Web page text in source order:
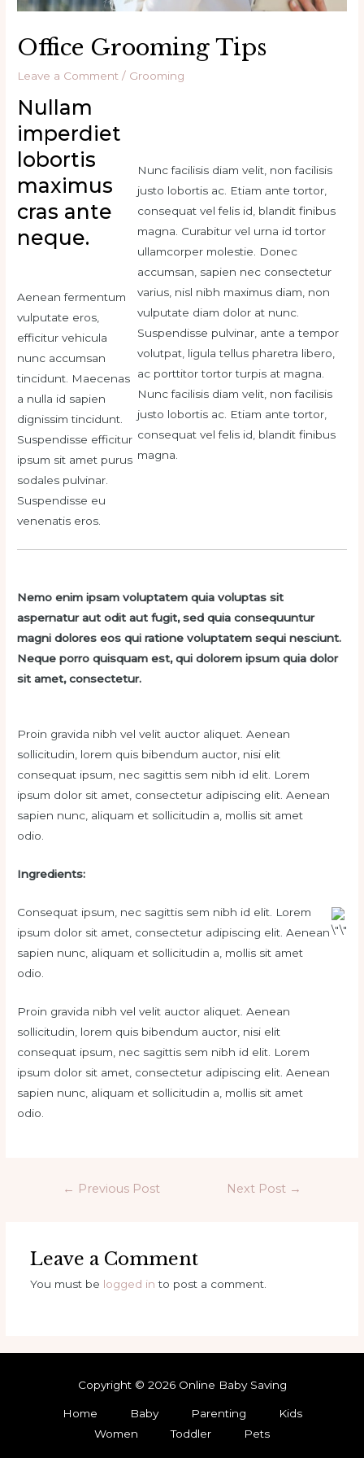
Office Grooming Tips
Leave a Comment / Grooming
Nullam
imperdiet
lobortis
maximus
cras ante
neque.
Aenean fermentum
vulputate eros,
efficitur vehicula
nunc accumsan
tincidunt. Maecenas
a nulla id sapien
dignissim tincidunt.
Suspendisse efficitur
ipsum sit amet purus
sodales pulvinar.
Suspendisse eu
venenatis eros.
Nunc facilisis diam velit, non facilisis
justo lobortis ac. Etiam ante tortor,
consequat vel felis id, blandit finibus
magna. Curabitur vel urna id tortor
ullamcorper molestie. Donec
accumsan, sapien nec consectetur
varius, nisl nibh maximus diam, non
vulputate diam dolor at nunc.
Suspendisse pulvinar, ante a tempor
volutpat, ligula tellus pharetra libero,
ac porttitor tortor turpis at magna.
Nunc facilisis diam velit, non facilisis
justo lobortis ac. Etiam ante tortor,
consequat vel felis id, blandit finibus
magna.
Nemo enim ipsam voluptatem quia voluptas sit
aspernatur aut odit aut fugit, sed quia consequuntur
magni dolores eos qui ratione voluptatem sequi nesciunt.
Neque porro quisquam est, qui dolorem ipsum quia dolor
sit amet, consectetur.
Proin gravida nibh velvelit auctor aliquet. Aenean
sollicitudin, lorem quis bibendum auctor, nisi elit
consequat ipsum, nec sagittis sem nibh id elit. Lorem
ipsum dolor sit amet, consectetur adipiscing elit. Aenean
sapien nunc, aliquam et sollicitudin a, mollis sit amet
odio.
Ingredients:
Consequat ipsum, nec sagittis sem nibh id elit. Lorem
ipsum dolor sit amet, consectetur adipiscing elit. Aenean
sapien nunc, aliquam et sollicitudin a, mollis sit amet
odio.
Proin gravida nibh vel velit auctor aliquet. Aenean
sollicitudin, lorem quis bibendum auctor, nisi elit
consequat ipsum, nec sagittis sem nibh id elit. Lorem
ipsum dolor sit amet, consectetur adipiscing elit. Aenean
sapien nunc, aliquam et sollicitudin a, mollis sit amet
odio.
← Previous Post Next Post →
Leave a Comment
You must be logged in to post a comment.
Copyright © 2026 Online Baby Saving
Home Baby Parenting
Kids
Women
Toddler Pets